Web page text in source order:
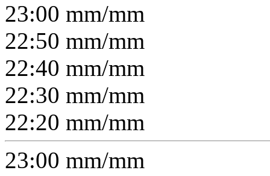
23:00 mm/mm
22:50 mm/mm
22:40 mm/mm
22:30 mm/mm
22:20 mm/mm
23:00 mm/mm